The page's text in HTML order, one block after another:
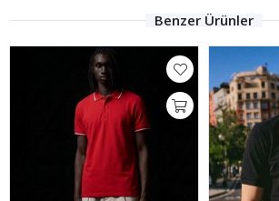
Benzer Ürünler